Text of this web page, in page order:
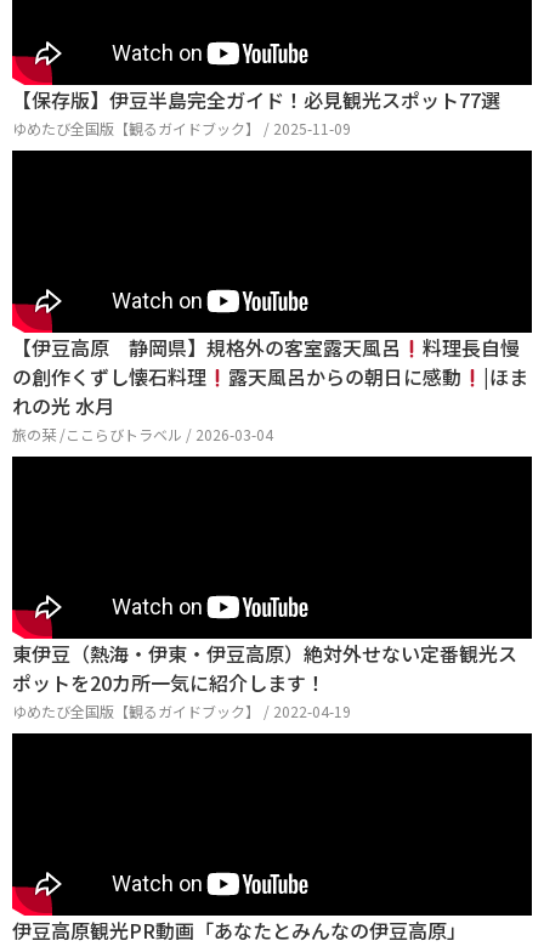
【保存版】伊豆半島完全ガイド！必見観光スポット77選
ゆめたび全国版【観るガイドブック】 / 2025-11-09
【伊豆高原 静岡県】規格外の客室露天風呂
料理長自慢
の創作くずし懐石料理
露天風呂からの朝日に感動
|ほま
れの光 水月
旅の栞 /ここらびトラベル / 2026-03-04
東伊豆（熱海・伊東・伊豆高原）絶対外せない定番観光ス
ポットを20カ所一気に紹介します！
ゆめたび全国版【観るガイドブック】 / 2022-04-19
伊豆高原観光PR動画「あなたとみんなの伊豆高原」